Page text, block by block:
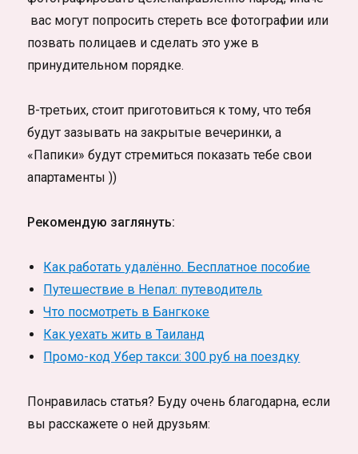
вас могут попросить стереть все фотографии или
позвать полицаев и сделать это уже в
принудительном порядке.
В-третьих, стоит приготовиться к тому, что тебя
будут зазывать на закрытые вечеринки, а
«Папики» будут стремиться показать тебе свои
апартаменты ))
Рекомендую заглянуть:
Как работать удалённо. Бесплатное пособие
Путешествие в Непал: путеводитель
Что посмотреть в Бангкоке
Как уехать жить в Таиланд
Промо-код Убер такси: 300 руб на поездку
Понравилась статья? Буду очень благодарна, если
вы расскажете о ней друзьям: